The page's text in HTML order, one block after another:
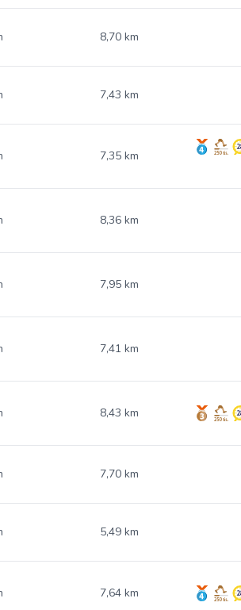
8,70 km
7,43 km
7,35 km
8,36 km
7,95 km
7,41 km
8,43 km
7,70 km
5,49 km
7,64 km